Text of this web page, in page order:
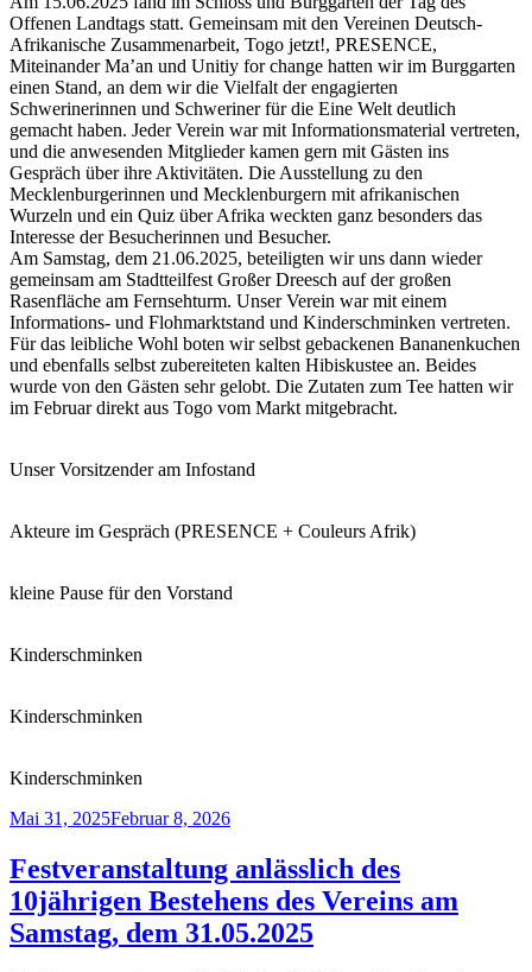
Offenen Landtags statt. Gemeinsam mit den Vereinen Deutsch-
Afrikanische Zusammenarbeit, Togo jetzt!, PRESENCE,
Miteinander Ma’an und Unitiy for change hatten wir im Burggarten
einen Stand, an dem wir die Vielfalt der engagierten
Schwerinerinnen und Schweriner für die Eine Welt deutlich
gemacht haben. Jeder Verein war mit Informationsmaterial vertreten,
und die anwesenden Mitglieder kamen gern mit Gästen ins
Gespräch über ihre Aktivitäten. Die Ausstellung zu den
Mecklenburgerinnen und Mecklenburgern mit afrikanischen
Wurzeln und ein Quiz über Afrika weckten ganz besonders das
Interesse der Besucherinnen und Besucher.
Am Samstag, dem 21.06.2025, beteiligten wir uns dann wieder
gemeinsam am Stadtteilfest Großer Dreesch auf der großen
Rasenfläche am Fernsehturm. Unser Verein war mit einem
Informations- und Flohmarktstand und Kinderschminken vertreten.
Für das leibliche Wohl boten wir selbst gebackenen Bananenkuchen
und ebenfalls selbst zubereiteten kalten Hibiskustee an. Beides
wurde von den Gästen sehr gelobt. Die Zutaten zum Tee hatten wir
im Februar direkt aus Togo vom Markt mitgebracht.
Unser Vorsitzender am Infostand
Akteure im Gespräch (PRESENCE + Couleurs Afrik)
kleine Pause für den Vorstand
Kinderschminken
Kinderschminken
Kinderschminken
Veröffentlicht
Mai 31, 2025Februar 8, 2026
Festveranstaltung anlässlich des
10jährigen Bestehens des Vereins am
Samstag, dem 31.05.2025